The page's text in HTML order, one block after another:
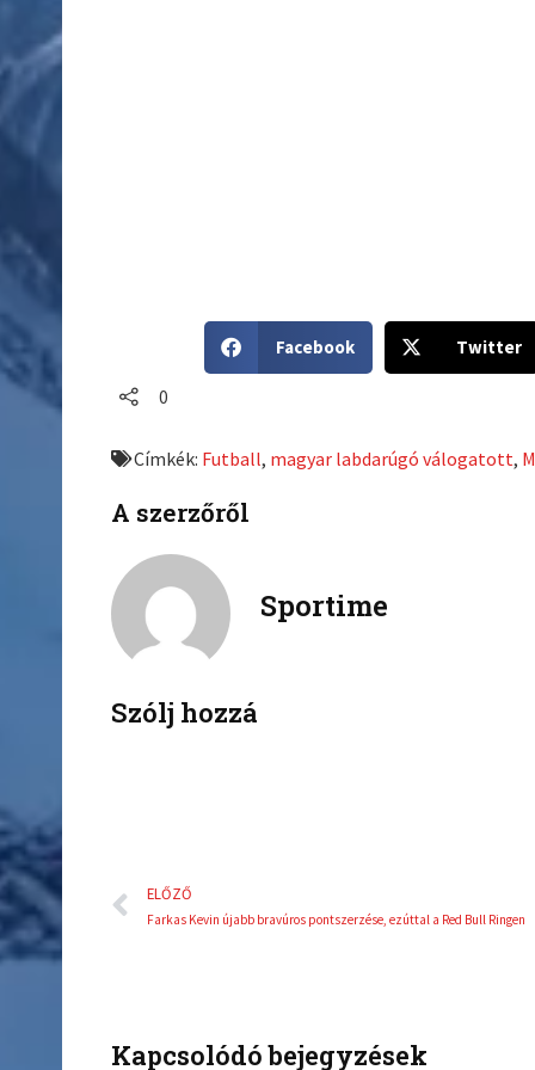
h
o
f
b
Facebook
h
o
Twitter
0
Címkék: Futball, magyar labdarúgó válogatott,
A szerzőről
Sportime
Szólj hozzá
Előző
ELŐZŐ
Farkas Kevin újabb bravúros pontszerzése, ezúttal a Red Bull Ringen
Kapcsolódó bejegyzések